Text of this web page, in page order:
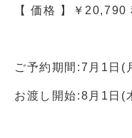
【 価格 】￥20,790
ご予約期間:7月1日(
お渡し開始:8月1日(